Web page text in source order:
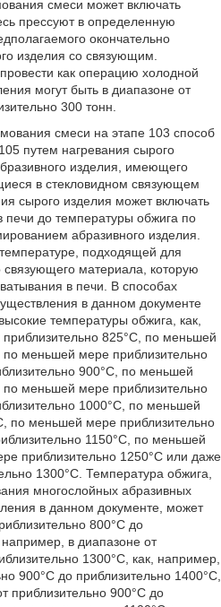
смеси может включать
прессуют в определенную
окончательно
изделия со связующим.
как операцию холодной
могут быть в диапазоне от
300 тонн.
смеси на этапе 103 способ
путем нагревания сырого
изделия, имеющего
в стекловидном связующем
сырого изделия может включать
печи до температуры обжига по
абразивного изделия.
подходящей для
материала, которую
в печи. В способах
в данном документе
температуры обжига, как,
825°С, по меньшей
меньшей мере приблизительно
900°С, по меньшей
меньшей мере приблизительно
1000°С, по меньшей
по меньшей мере приблизительно
1150°С, по меньшей
приблизительно 1250°С или даже
1300°С. Температура обжига,
многослойных абразивных
в данном документе, может
800°С до
в диапазоне от
1300°С, как, например,
900°С до приблизительно 1400°С,
приблизительно 900°С до